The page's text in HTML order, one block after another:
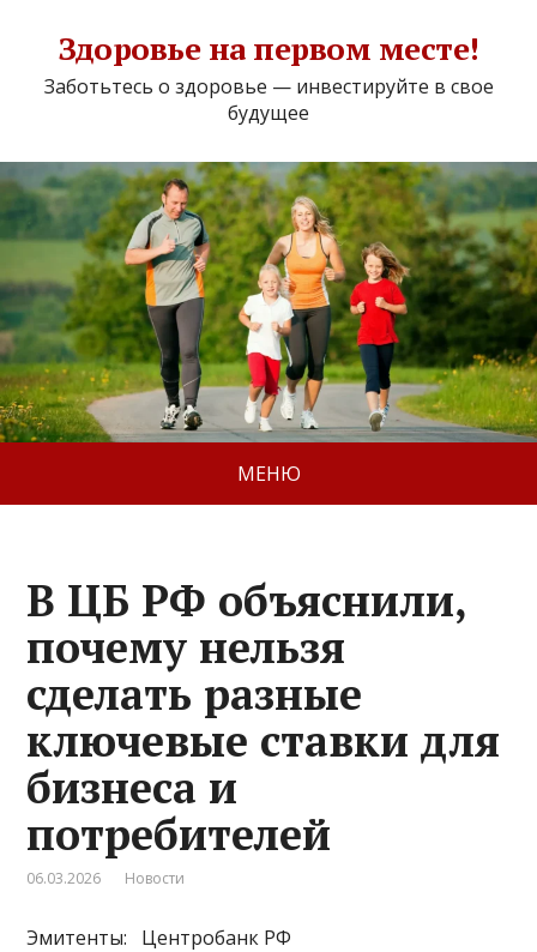
Здоровье на первом месте!
Заботьтесь о здоровье — инвестируйте в свое
будущее
МЕНЮ
В ЦБ РФ объяснили,
почему нельзя
сделать разные
ключевые ставки для
бизнеса и
потребителей
06.03.2026 Новости
Эмитенты: Центробанк РФ